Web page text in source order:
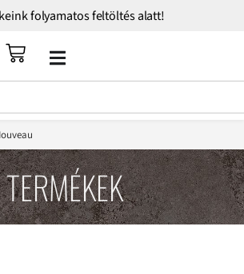
folyamatos feltöltés alatt!
TERMÉKEK